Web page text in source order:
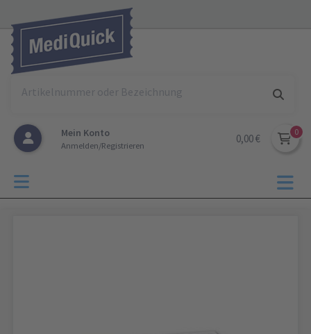
Mein Konto
Anmelden/Registrieren
0,00 €